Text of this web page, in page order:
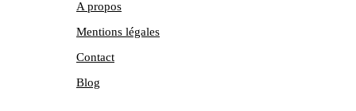
A propos
Mentions légales
Contact
Blog